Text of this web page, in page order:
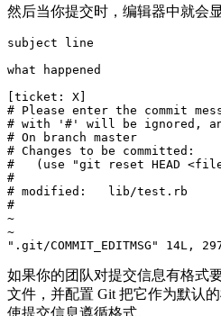
然后当你提交时，编辑器中就会
subject line
what happened
[ticket: X]
# Please enter the commit
# with '#' will be ignored, and
# On branch master
# Changes to be committed:
#   (use "git reset HEAD
#
# modified:   lib/test.rb
#
~
~
".git/COMMIT_EDITMSG" 14L,
如果你的团队对提交信息有格式
文件，并配置 Git 把它作为默认
使提交信息遵循格式。